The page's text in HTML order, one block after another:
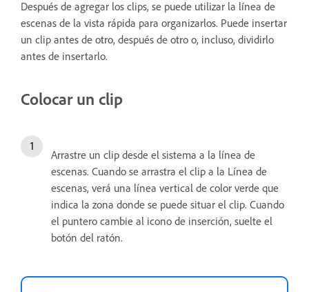
Después de agregar los clips, se puede utilizar la línea de
escenas de la vista rápida para organizarlos. Puede insertar
un clip antes de otro, después de otro o, incluso, dividirlo
antes de insertarlo.
Colocar un clip
Arrastre un clip desde el sistema a la línea de
escenas. Cuando se arrastra el clip a la Línea de
escenas, verá una línea vertical de color verde que
indica la zona donde se puede situar el clip. Cuando
el puntero cambie al icono de inserción, suelte el
botón del ratón.